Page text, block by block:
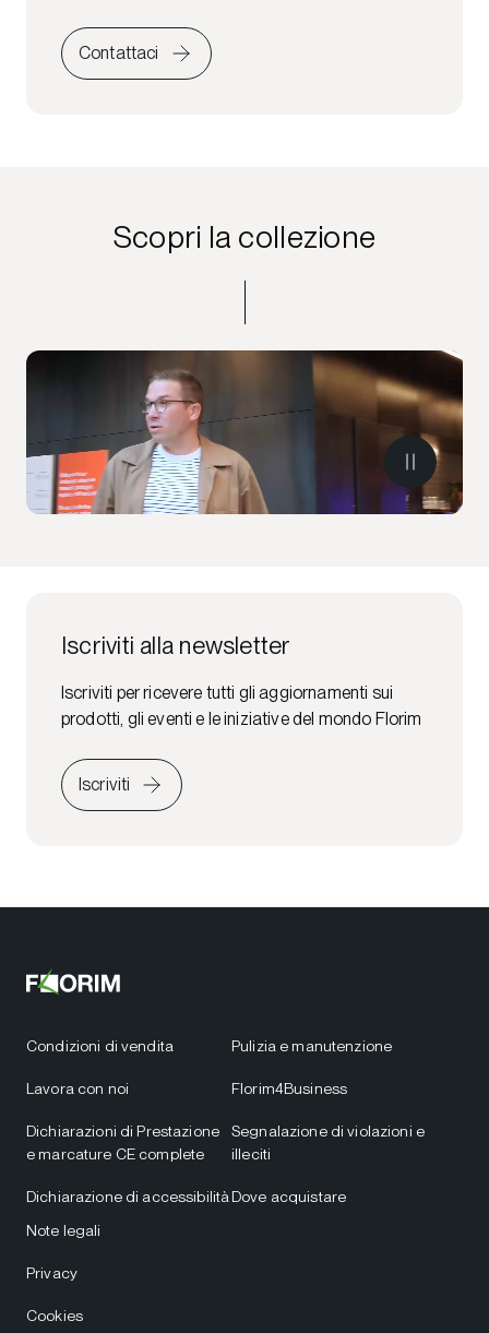
Contattaci
Scopri la collezione
Iscriviti alla newsletter
Iscriviti per ricevere tutti gli aggiornamenti sui
prodotti, gli eventi e le iniziative del mondo Florim
Iscriviti
Condizioni di vendita
Lavora con noi
Dichiarazioni di Prestazione
e marcature CE complete
Dichiarazione di accessibilità
Pulizia e manutenzione
Florim4Business
Segnalazione di violazioni e
illeciti
Dove acquistare
Note legali
Privacy
Cookies